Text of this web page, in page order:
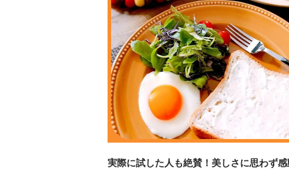
実際に試した人も絶賛！美しさに思わず感